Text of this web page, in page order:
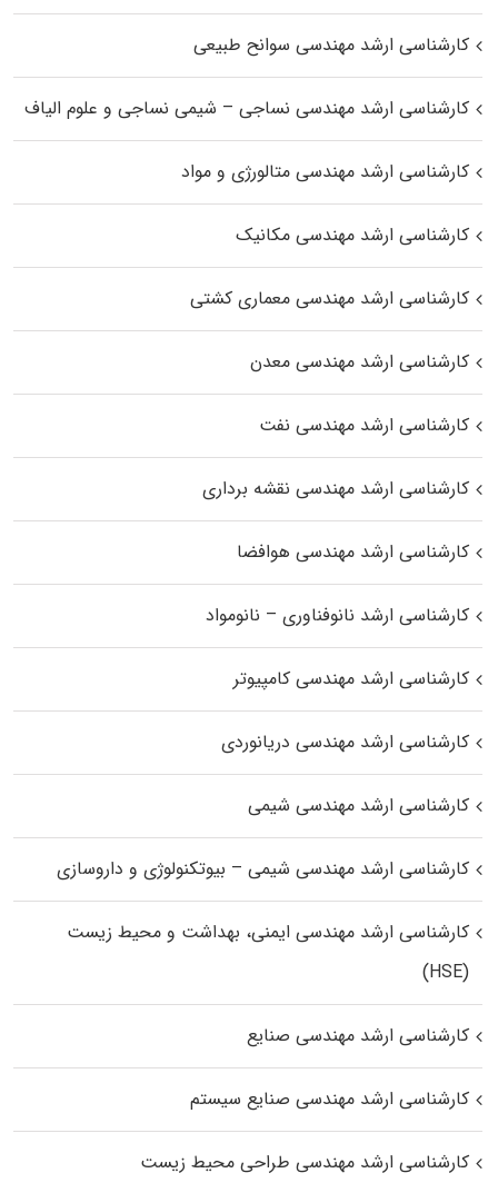
کارشناسی ارشد مهندسی سوانح طبیعی
کارشناسی ارشد مهندسی نساجی – شیمی نساجی و علوم الیاف
کارشناسی ارشد مهندسی متالورژی و مواد
کارشناسی ارشد مهندسی مکانیک
کارشناسی ارشد مهندسی معماری کشتی
کارشناسی ارشد مهندسی معدن
کارشناسی ارشد مهندسی نفت
کارشناسی ارشد مهندسی نقشه برداری
کارشناسی ارشد مهندسی هوافضا
کارشناسی ارشد نانوفناوری – نانومواد
کارشناسی ارشد مهندسی کامپیوتر
کارشناسی ارشد مهندسی دریانوردی
کارشناسی ارشد مهندسی شیمی
کارشناسی ارشد مهندسی شیمی – بیوتکنولوژی و داروسازی
کارشناسی ارشد مهندسی ایمنی، بهداشت و محیط زیست
(HSE)
کارشناسی ارشد مهندسی صنایع
کارشناسی ارشد مهندسی صنایع سیستم
کارشناسی ارشد مهندسی طراحی محیط زیست